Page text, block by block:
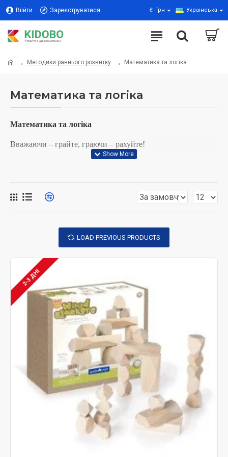
Віійти Зареєструватися ₴ Грн Українська
Методики раннього розвитку Математика та логіка
Математика та логіка
Математика та логіка
Вважаючи – грайте, граючи – рахуйте!
розвивають пам'ять, увагу, наочно-образне мислення;
Ніщо не сприяє розвитку мислення, оскільки математика,
особливо активно розвивається логічне мислення. Адже
для вирішення будь-якого математичного завдання, для
знаходження правильної відповіді, будь-яка людина, у тому
числі і дитина, проходить такі етапи:
попередній аналіз умов поставленого завдання;
змісту гри чи поставленої задачі ;
А в ході рішення необхідні математичні методи та
Різновид математичних ігор:
ігри на розвиток логіки,
логічні вправи, які спрямовані на розвиток та
тренування мислення при виконанні логічних
LOAD PREVIOUS PRODUCTS
2-3 ДНІ